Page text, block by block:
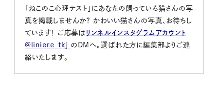
「ねこのこ心理テスト」にあなたの飼っている猫さんの写
真を掲載しませんか？ かわいい猫さんの写真、お待ちし
ています！ ご応募は リンネルインスタグラムアカウント
@liniere_tkj のDMへ。選ばれた方に編集部よりご連
絡いたします。